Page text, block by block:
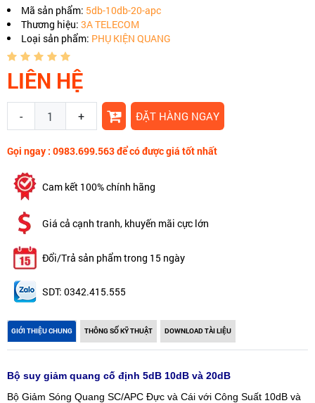
Mã sản phẩm: 5db-10db-20-apc
Thương hiệu: 3A TELECOM
Loại sản phẩm: PHỤ KIỆN QUANG
LIÊN HỆ
- + ĐẶT HÀNG NGAY
Gọi ngay : 0983.699.563 để có được giá tốt nhất
Cam kết 100% chính hãng
Giá cả cạnh tranh, khuyến mãi cực lớn
Đổi/Trả sản phẩm trong 15 ngày
SDT: 0342.415.555
GIỚI THIỆU CHUNG THÔNG SỐ KỸ THUẬT DOWNLOAD TÀI LIỆU
Bộ suy giảm quang cố định 5dB 10dB và 20dB
Bộ Giảm Sóng Quang SC/APC Đực và Cái với Công Suất 10dB và